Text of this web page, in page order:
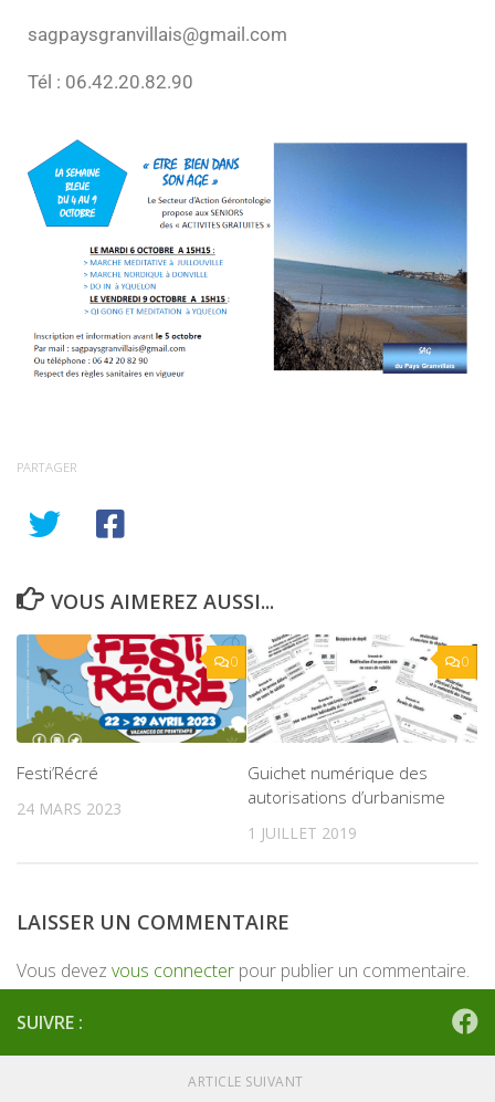
sagpaysgranvillais@gmail.com
Tél : 06.42.20.82.90
PARTAGER
VOUS AIMEREZ AUSSI...
0
Festi’Récré
24 MARS 2023
0
Guichet numérique des
autorisations d’urbanisme
1 JUILLET 2019
LAISSER UN COMMENTAIRE
Vous devez vous connecter pour publier un commentaire.
SUIVRE :
ARTICLE SUIVANT